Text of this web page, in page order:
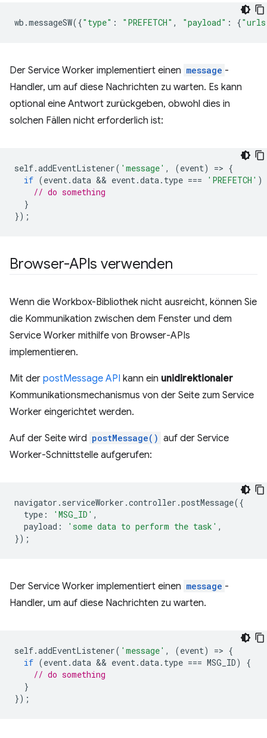
wb .messageSW({"type" : "PREFETCH" , "payload" : {
Der Service Worker implementiert einen message -
Handler, um auf diese Nachrichten zu warten. Es kann
optional eine Antwort zurückgeben, obwohl dies in
solchen Fällen nicht erforderlich ist:
self.addEventListener( 'message' , (event) => {
if (event.data && event.data. type === 'PREFETCH' )
// do something
}
});
Browser-APIs verwenden
Wenn die Workbox-Bibliothek nicht ausreicht, können Sie
die Kommunikation zwischen dem Fenster und dem
Service Worker mithilfe von Browser-APIs
implementieren.
Mit der postMessage API kann ein unidirektionaler
Kommunikationsmechanismus von der Seite zum Service
Worker eingerichtet werden.
Auf der Seite wird postMessage() auf der Service
Worker-Schnittstelle aufgerufen:
navigator . serviceWorker .controller .postMessage({
type : 'MSG_ID' ,
payload : 'some data to perform the task' ,
});
Der Service Worker implementiert einen message -
Handler, um auf diese Nachrichten zu warten.
self.addEventListener( 'message' , (event) => {
if (event.data && event.data. type === MSG_ID)
{
// do something
}
});